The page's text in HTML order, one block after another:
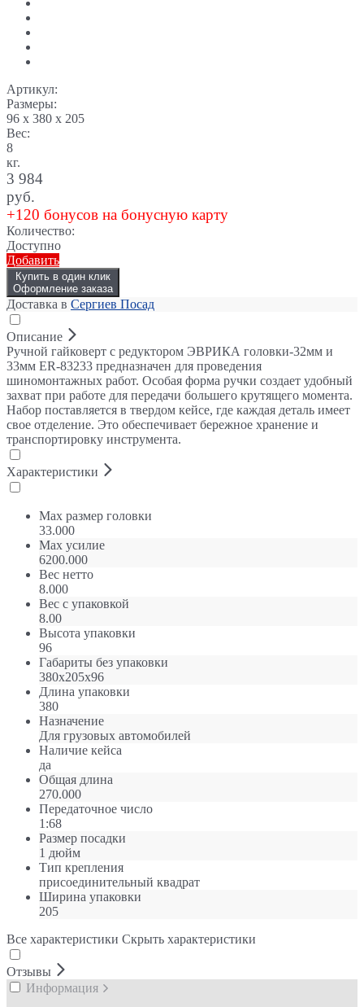
Артикул:
Размеры:
96 x 380 x 205
Вес:
8
кг.
3 984
руб.
+120 бонусов на бонусную карту
Количество:
Доступно
Добавить
Купить в один клик
Оформление заказа
Доставка в Сергиев Посад
Описание
Ручной гайковерт с редуктором ЭВРИКА головки-32мм и
33мм ER-83233 предназначен для проведения
шиномонтажных работ. Особая форма ручки создает удобный
захват при работе для передачи большего крутящего момента.
Набор поставляется в твердом кейсе, где каждая деталь имеет
свое отделение. Это обеспечивает бережное хранение и
транспортировку инструмента.
Характеристики
Max размер головки
33.000
Max усилие
6200.000
Вес нетто
8.000
Вес с упаковкой
8.00
Высота упаковки
96
Габариты без упаковки
380х205х96
Длина упаковки
380
Назначение
Для грузовых автомобилей
Наличие кейса
да
Общая длина
270.000
Передаточное число
1:68
Размер посадки
1 дюйм
Тип крепления
присоединительный квадрат
Ширина упаковки
205
Все характеристики Скрыть характеристики
Отзывы
Информация